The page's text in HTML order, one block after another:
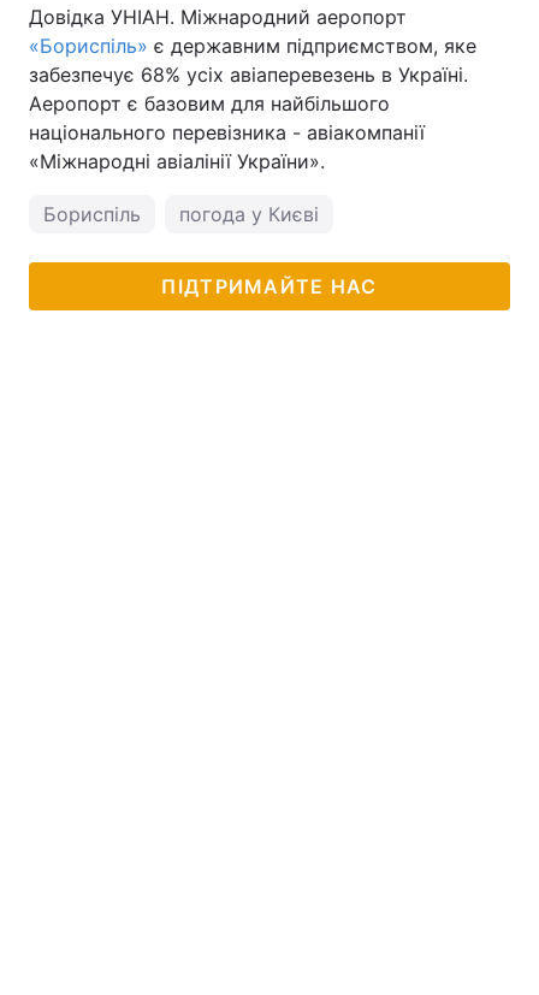
Довідка УНІАН. Міжнародний аеропорт
«Бориспіль» є державним підприємством, яке
забезпечує 68% усіх авіаперевезень в Україні.
Аеропорт є базовим для найбільшого
національного перевізника - авіакомпанії
«Міжнародні авіалінії України».
Бориспіль погода у Києві
ПІДТРИМАЙТЕ НАС